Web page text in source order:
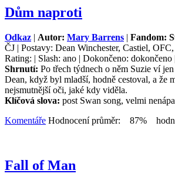
Dům naproti
Odkaz | Autor: Mary Barrens | Fandom:
ČJ | Postavy: Dean Winchester, Castiel,
Rating: | Slash: ano | Dokončeno: dokončeno
Shrnutí: Po třech týdnech o něm Suzie ví
Dean, když byl mladší, hodně cestoval, a že
nejsmutnější oči, jaké kdy viděla.
Klíčová slova: post Swan song, velmi
Komentáře Hodnocení průměr: 87%
Fall of Man